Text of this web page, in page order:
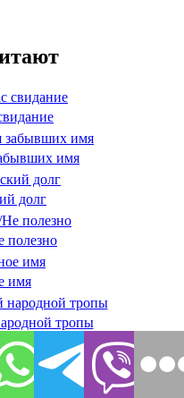
имя
долг
полезно
имя
тропы